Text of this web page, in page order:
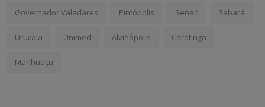
Governador Valadares Pintópolis Senac Sabará
Urucaia Unimed Alvinópolis Caratinga
Manhuaçu